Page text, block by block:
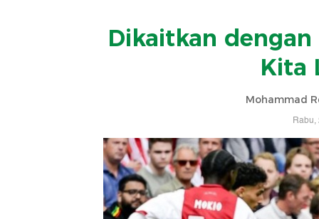
Dikaitkan dengan
Kita
Mohammad
Rabu,